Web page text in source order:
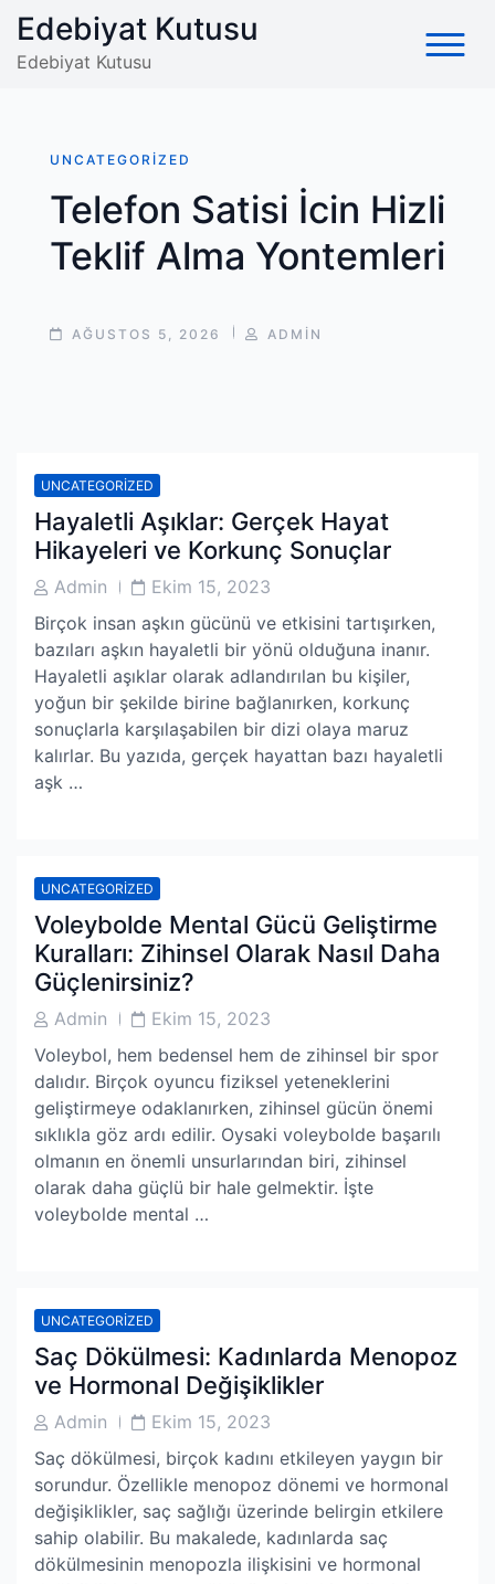
Skip
content
Edebiyat Kutusu
Edebiyat Kutusu
UNCATEGORIZED
Telefon Satisi İcin Hizli
Teklif Alma Yontemleri
POST
DATEAĞUSTOS 5, 2026
AUTHOR
ADMIN
UNCATEGORIZED
Hayaletli Aşıklar: Gerçek Hayat
Hikayeleri ve Korkunç Sonuçlar
PostAdmin
PostEkim 15, 2023
Birçok insan aşkın gücünü ve etkisini tartışırken,
bazıları aşkın hayaletli bir yönü olduğuna inanır.
Hayaletli aşıklar olarak adlandırılan bu kişiler,
yoğun bir şekilde birine bağlanırken, korkunç
sonuçlarla karşılaşabilen bir dizi olaya maruz
kalırlar. Bu yazıda, gerçek hayattan bazı hayaletli
aşk …
UNCATEGORIZED
Voleybolde Mental Gücü Geliştirme
Kuralları: Zihinsel Olarak Nasıl Daha
Güçlenirsiniz?
PostAdmin
PostEkim 15, 2023
Voleybol, hem bedensel hem de zihinsel bir spor
dalıdır. Birçok oyuncu fiziksel yeteneklerini
geliştirmeye odaklanırken, zihinsel gücün önemi
sıklıkla göz ardı edilir. Oysaki voleybolde başarılı
olmanın en önemli unsurlarından biri, zihinsel
olarak daha güçlü bir hale gelmektir. İşte
voleybolde mental …
UNCATEGORIZED
Saç Dökülmesi: Kadınlarda Menopoz
ve Hormonal Değişiklikler
PostAdmin
PostEkim 15, 2023
Saç dökülmesi, birçok kadını etkileyen yaygın bir
sorundur. Özellikle menopoz dönemi ve hormonal
değişiklikler, saç sağlığı üzerinde belirgin etkilere
sahip olabilir. Bu makalede, kadınlarda saç
dökülmesinin menopozla ilişkisini ve hormonal